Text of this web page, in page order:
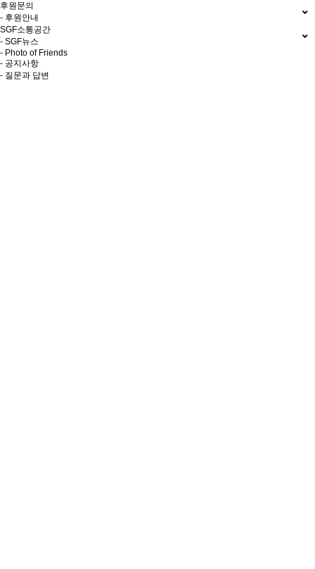
후원문의
- 후원안내
SGF소통공간
- SGF뉴스
- Photo of Friends
- 공지사항
- 질문과 답변